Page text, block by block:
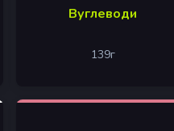
Вуглеводи
139г